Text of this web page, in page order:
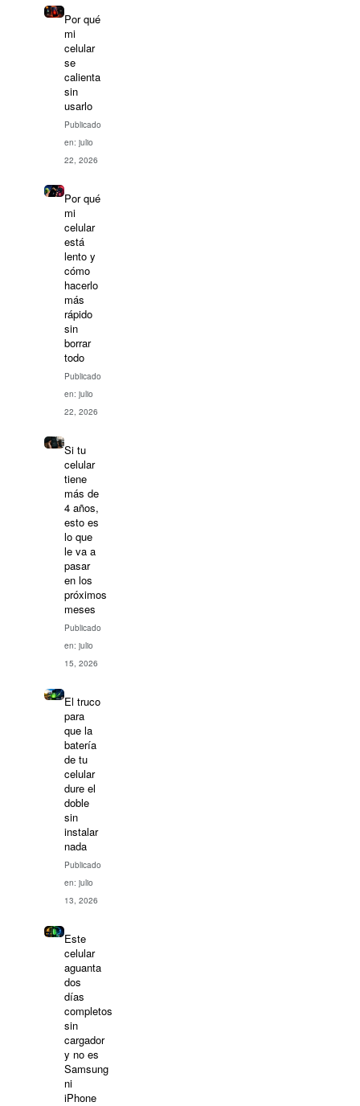
Por qué
mi
celular
se
calienta
sin
usarlo
Publicado
en: julio
22, 2026
Por qué
mi
celular
está
lento y
cómo
hacerlo
más
rápido
sin
borrar
todo
Publicado
en: julio
22, 2026
Si tu
celular
tiene
más de
4 años,
esto es
lo que
le va a
pasar
en los
próximos
meses
Publicado
en: julio
15, 2026
El truco
para
que la
batería
de tu
celular
dure el
doble
sin
instalar
nada
Publicado
en: julio
13, 2026
Este
celular
aguanta
dos
días
completos
sin
cargador
y no es
Samsung
ni
iPhone